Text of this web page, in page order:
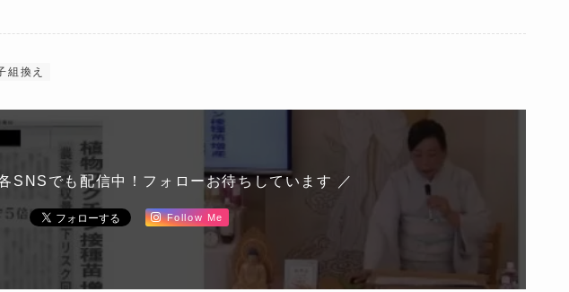
組換え
SNSでも配信中！フォローお待ちしています ／
Follow Me